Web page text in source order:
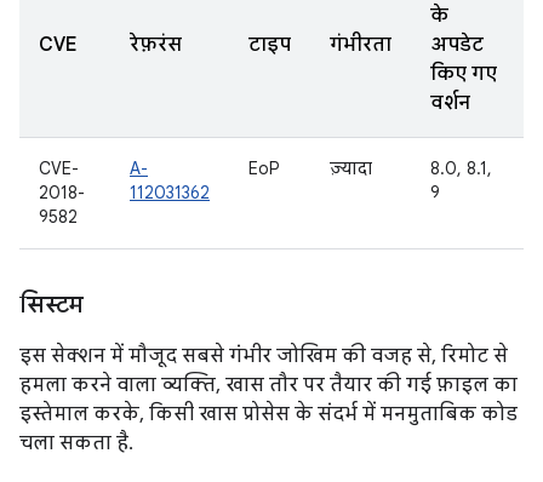
CVE रेफ़रंस टाइप गंभीरता
के
अपडेट
किए गए
वर्शन
CVE-
2018-
9582
A-
112031362
EoP ज़्यादा
8.0, 8.1,
9
सिस्टम
इस सेक्शन में मौजूद सबसे गंभीर जोखिम की वजह से, रिमोट से
हमला करने वाला व्यक्ति, खास तौर पर तैयार की गई फ़ाइल का
इस्तेमाल करके, किसी खास प्रोसेस के संदर्भ में मनमुताबिक कोड
चला सकता है.